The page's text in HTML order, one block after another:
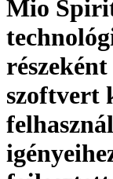
Mio
szoftvert